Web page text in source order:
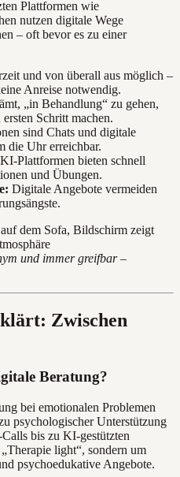
Plattformen wie
nutzen digitale Wege
– oft bevor es zu einer
und von überall aus möglich –
Anreise notwendig.
„in Behandlung“ zu gehen,
Schritt machen.
sind Chats und digitale
die Uhr erreichbar.
KI-Plattformen bieten schnell
und Übungen.
Digitale Angebote vermeiden
und immer greifbar –
Zwischen
Beratung?
bei emotionalen Problemen
psychologischer Unterstützung
bis zu KI-gestützten
light“, sondern um
psychoedukative Angebote.